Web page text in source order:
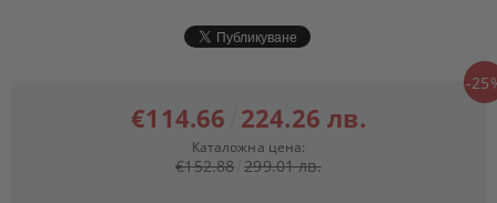
-
€114.66 224.26 лв.
Каталожна цена:
€152.88 299.01 лв.